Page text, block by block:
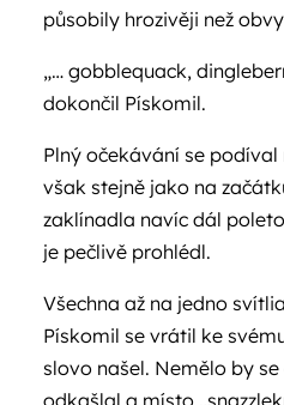
působily hrozivěji než
„… gobblequack,
dokončil Pískomil.
Plný očekávání se
však stejně jako na
zaklínadla navíc dál
je pečlivě prohlédl.
Všechna až na jedno
Pískomil se vrátil ke
slovo našel. Nemělo by
odkašlal a místo